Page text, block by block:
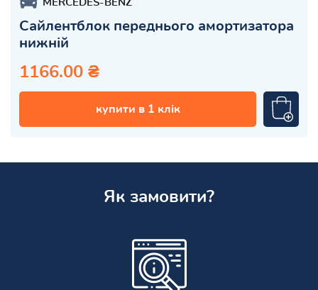
MERCEDES-BENZ
Сайлентблок переднього амортизатора
нижній
1166.00 ₴
купити в 1 клік
Як замовити?